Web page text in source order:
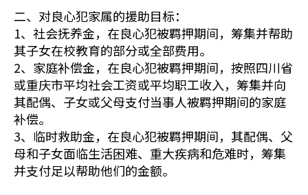
二、对良心犯家属的援助目标：
1、社会抚养金，在良心犯被羁押期间，筹集并帮助
其子女在校教育的部分或全部费用。
2、家庭补偿金，在良心犯被羁押期间，按照四川省
或重庆市平均社会工资或平均职工收入，筹集并向
其配偶、子女或父母支付当事人被羁押期间的家庭
补偿。
3、临时救助金，在良心犯被羁押期间，其配偶、父
母和子女面临生活困难、重大疾病和危难时，筹集
并支付足以帮助他们的金额。